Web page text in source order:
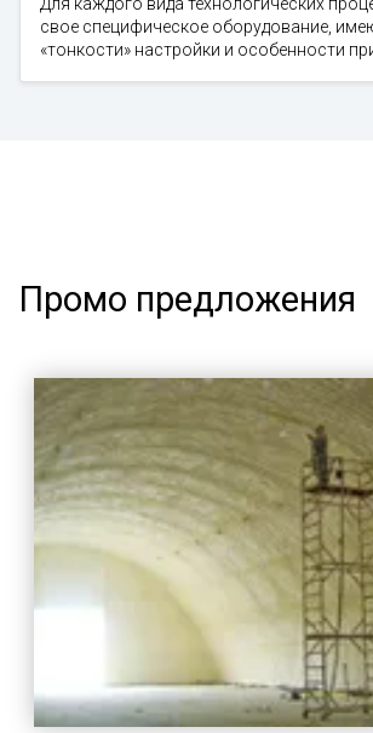
свое специфическое оборудование,
«тонкости» настройки и особенности
Промо предложения